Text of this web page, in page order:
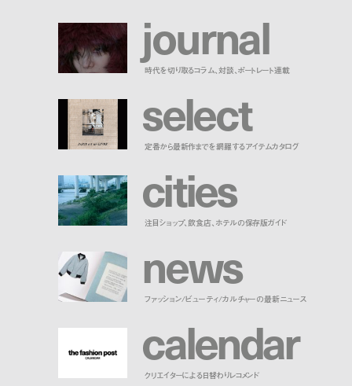
journal
時代を切り取るコラム、対談、ポートレート連載
select
定番から最新作までを網羅するアイテムカタログ
cities
注目ショップ、飲食店、ホテルの保存版ガイド
news
ファッション/ビューティ/カルチャーの最新ニュース
calendar
クリエイターによる日替わりレコメンド